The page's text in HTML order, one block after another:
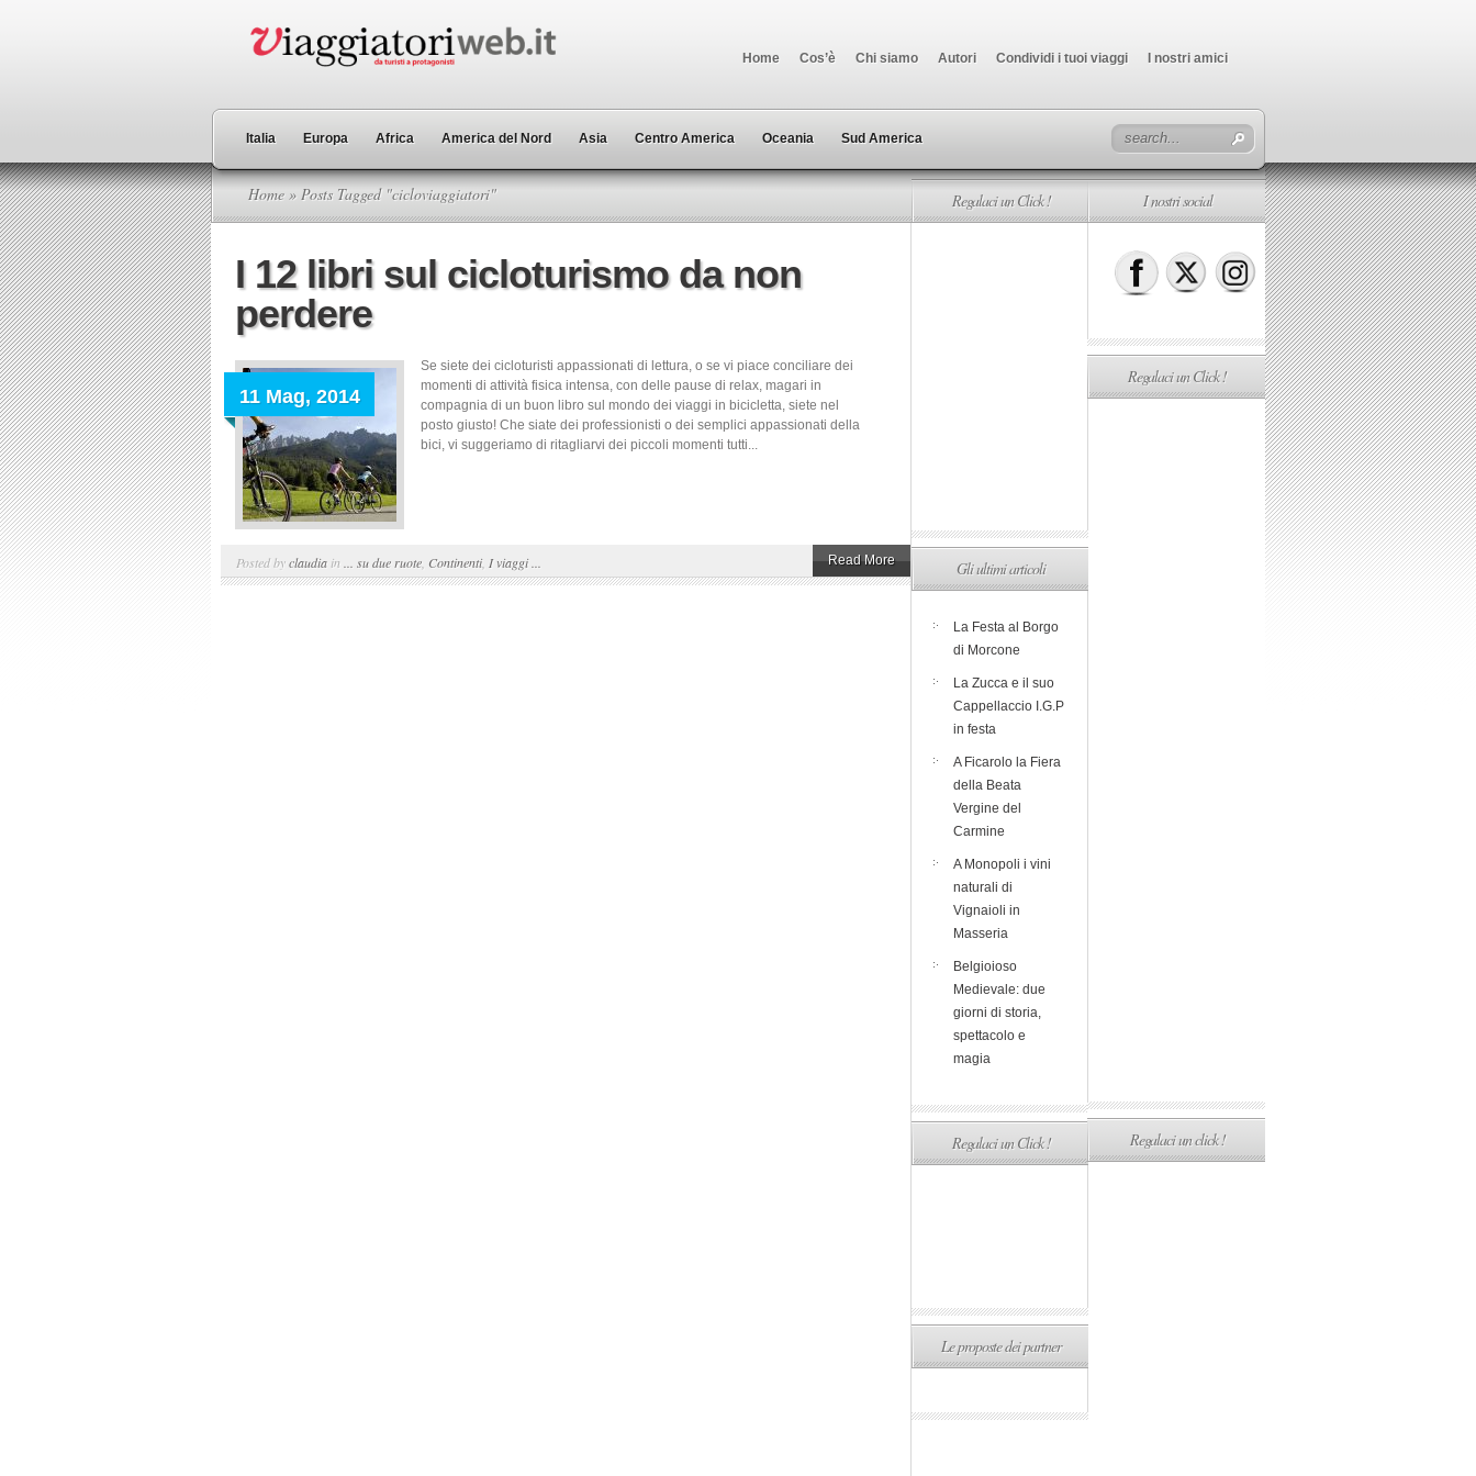
Home Cos’è Chi siamo Autori Condividi i tuoi viaggi I nostri amici
Italia Europa Africa America del Nord Asia Centro America Oceania Sud America
Home » Posts Tagged "cicloviaggiatori"
I 12 libri sul cicloturismo da non
perdere
11 Mag, 2014
Se siete dei cicloturisti appassionati di lettura, o se vi piace conciliare dei
momenti di attività fisica intensa, con delle pause di relax, magari in
compagnia di un buon libro sul mondo dei viaggi in bicicletta, siete nel
posto giusto! Che siate dei professionisti o dei semplici appassionati della
bici, vi suggeriamo di ritagliarvi dei piccoli momenti tutti...
Posted byclaudia in ... su due ruote Continenti, I viaggi ... Read More
Regalaci un Click !
Gli ultimi articoli
La Festa al Borgo
di Morcone
La Zucca e il suo
Cappellaccio I.G.P
in festa
A Ficarolo la Fiera
della Beata
Vergine del
Carmine
A Monopoli i vini
naturali di
Vignaioli in
Masseria
Belgioioso
Medievale: due
giorni di storia,
spettacolo e
magia
Regalaci un Click !
Le proposte dei partner
I nostri social
Regalaci un Click !
Regalaci un click !